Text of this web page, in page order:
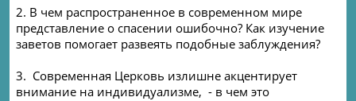
2. В чем распространенное в современном мире
представление о спасении ошибочно? Как изучение
заветов помогает развеять подобные заблуждения?
3. Современная Церковь излишне акцентирует
внимание на индивидуализме, - в чем это